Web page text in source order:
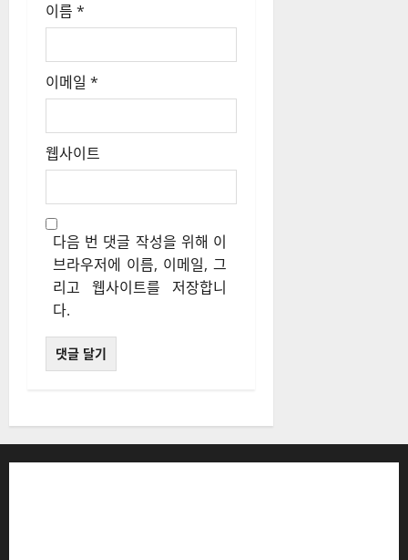
이름 *
이메일 *
웹사이트
다음 번 댓글 작성을 위해 이
브라우저에 이름, 이메일, 그
리고 웹사이트를 저장합니
다.